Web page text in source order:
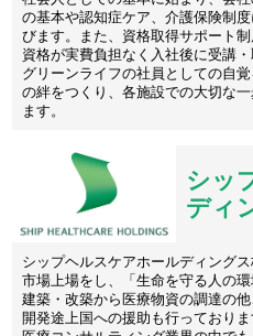
の基本や認知症ケア、介護保険制
びます。また、資格取得サポート
資格が実費負担なく入社後に受講・
グリーンライフの社員としての自
の絆をつくり、各施設での大切な
ます。
シッ
ディ
シップヘルスケアホールディング
市場上場をし、「生命を守る人の
建築・改築から医療物資の調達の
開発途上国への援助も行っておりま